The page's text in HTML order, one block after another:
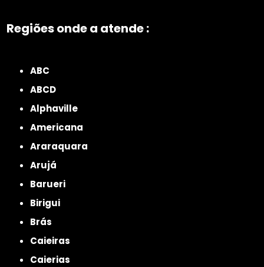
Regiões onde a atende :
ABC
ABCD
Alphaville
Americana
Araraquara
Arujá
Barueri
Birigui
Brás
Caieiras
Caierias